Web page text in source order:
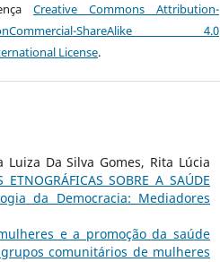
Creative Commons Attribution-
ShareAlike 4.0
License.
Da Silva Gomes, Rita Lúcia
ETNOGRÁFICAS SOBRE A SAÚDE
da Democracia: Mediadores
e a promoção da saúde
comunitários de mulheres